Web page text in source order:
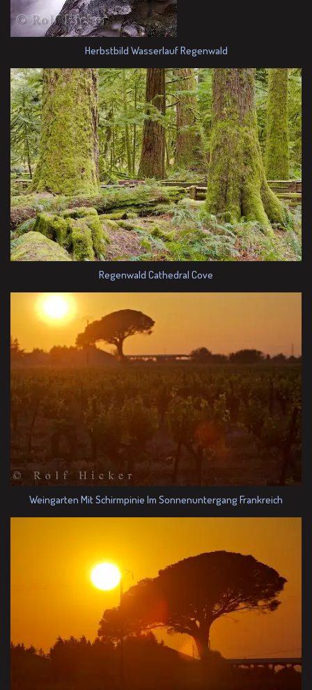
Herbstbild Wasserlauf Regenwald
Regenwald Cathedral Cove
Weingarten Mit Schirmpinie Im Sonnenuntergang Frankreich